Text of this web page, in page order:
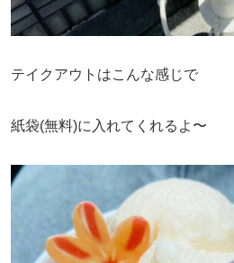
テイクアウトはこんな感じで
紙袋(無料)に入れてくれるよ〜